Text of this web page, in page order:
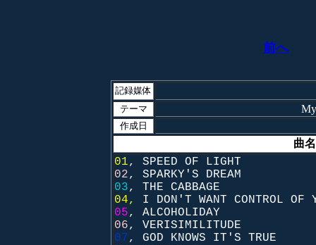
前へ
記録媒体
テーマ
作成日
曲
01, SPEED OF LIGHT
02, SPARKY'S DREAM
03, THE CABBAGE
04,
I DON'T WANT CONTROL OF
05, ALCOHOLIDAY
06, VERISIMILITUDE
07, GOD KNOWS IT'S TRUE